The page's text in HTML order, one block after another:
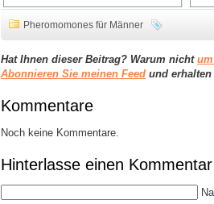
Pheromomones für Männer
Hat Ihnen dieser Beitrag? Warum nicht
Abonnieren Sie meinen Feed und
Kommentare
Noch keine Kommentare.
Hinterlasse einen Kommentar